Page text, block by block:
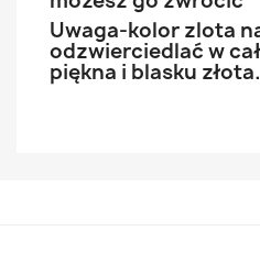
Uwaga-kolor zlota
odzwierciedlać w
piękna i blasku złota.